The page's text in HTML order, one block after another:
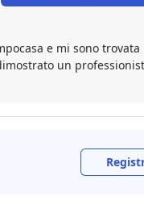
e mi sono trovata
un
Mi ha supportata in